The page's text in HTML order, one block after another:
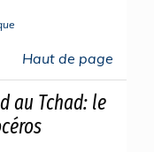
Haut de page
au Tchad: le